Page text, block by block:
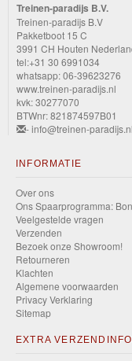
Treinen-paradijs B.V.
Treinen-paradijs B.V
Pakketboot 15 C
3991 CH Houten
tel:+31 30 6991034
whatsapp: 06-39623276
www.treinen-paradijs.nl
kvk: 30277070
BTWnr: 821874597B01
- info@treinen-paradijs.nl
INFORMATIE
Over ons
Ons Spaarprogramma:
Veelgestelde vragen
Verzenden
Bezoek onze Showroom!
Retourneren
Klachten
Algemene voorwaarden
Privacy Verklaring
Sitemap
EXTRA